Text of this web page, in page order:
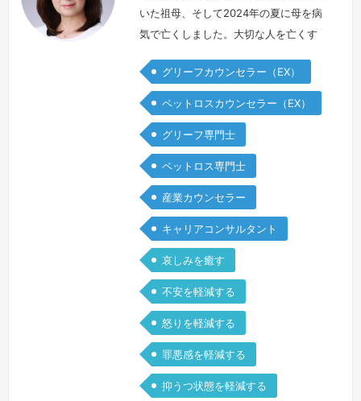
いた祖母、そして2024年の夏に母を病
気で亡くしました。大切な人を亡くす
く、何だか自分だけ別世界に飛ばされて
しまったような感じになりました。周り
の賑やかさが煩わしく感じ、動きたいの
にいつものように動けない疲労感、自分
が自分でなくなってしまったような感
覚、この先どうなるのだろうという不安
を感じたのを覚えています。今、どんな
お気持…
続きを見る »
グリーフカウンセラー（EX）
ペットロスカウンセラー（EX）
グリーフ専門士
ペットロス専門士
産業カウンセラー
キャリアコンサルタント
哀しみを癒す
不安を軽減する
怒りを軽減する
罪悪感を軽減する
抑うつ状態を軽減する